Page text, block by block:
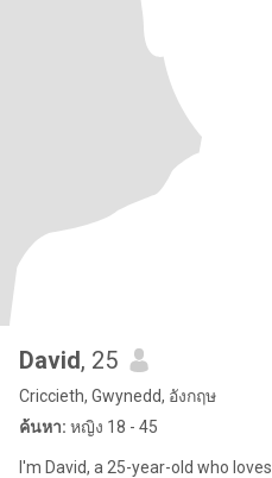
David, 25
Criccieth, Gwynedd, อังกฤษ
ค้นหา: หญิง 18 - 45
I'm David, a 25-year-old who